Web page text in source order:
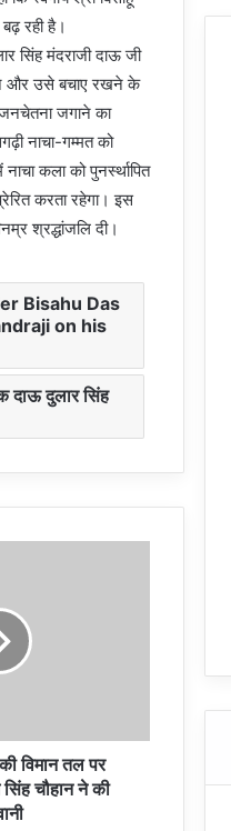
रही है।
सिंह मंदराजी दाऊ जी
और उसे बचाए रखने के
जनचेतना जगाने का
नाचा-गम्मत को
कला को पुनर्स्थापित
करता रहेगा। इस
श्रद्धांजलि दी।
Bisahu Das
on his
दाऊ दुलार सिंह
विमान तल पर
चौहान ने की